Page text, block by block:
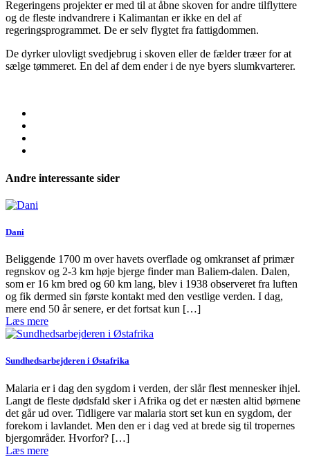
Regeringens projekter er med til at åbne skoven for andre tilflyttere
og de fleste indvandrere i Kalimantan er ikke en del af
regeringsprogrammet. De er selv flygtet fra fattigdommen.
De dyrker ulovligt svedjebrug i skoven eller de fælder træer for at
sælge tømmeret. En del af dem ender i de nye byers slumkvarterer.
Andre interessante sider
Dani
Beliggende 1700 m over havets overflade og omkranset af primær
regnskov og 2-3 km høje bjerge finder man Baliem-dalen. Dalen,
som er 16 km bred og 60 km lang, blev i 1938 observeret fra luften
og fik dermed sin første kontakt med den vestlige verden. I dag,
mere end 50 år senere, er det fortsat kun […]
Læs mere
Sundhedsarbejderen i Østafrika
Malaria er i dag den sygdom i verden, der slår flest mennesker ihjel.
Langt de fleste dødsfald sker i Afrika og det er næsten altid børnene
det går ud over. Tidligere var malaria stort set kun en sygdom, der
forekom i lavlandet. Men den er i dag ved at brede sig til tropernes
bjergområder. Hvorfor? […]
Læs mere